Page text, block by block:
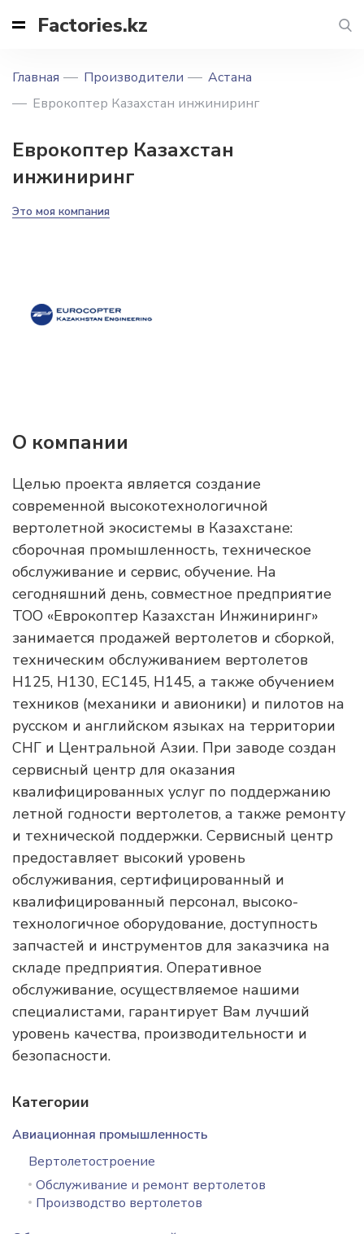
Factories.kz
Главная Производители
Астана
Еврокоптер Казахстан инжиниринг
Еврокоптер Казахстан
инжиниринг
Это моя компания
О компании
Целью проекта является создание
современной высокотехнологичной
вертолетной экосистемы в Казахстане:
сборочная промышленность, техническое
обслуживание и сервис, обучение. На
сегодняшний день, совместное предприятие
ТОО «Еврокоптер Казахстан Инжиниринг»
занимается продажей вертолетов и сборкой,
техническим обслуживанием вертолетов
H125, H130, ЕС145, Н145, а также обучением
техников (механики и авионики) и пилотов на
русском и английском языках на территории
СНГ и Центральной Азии. При заводе создан
сервисный центр для оказания
квалифицированных услуг по поддержанию
летной годности вертолетов, а также ремонту
и технической поддержки. Сервисный центр
предоставляет высокий уровень
обслуживания, сертифицированный и
квалифицированный персонал, высоко-
технологичное оборудование, доступность
запчастей и инструментов для заказчика на
складе предприятия. Оперативное
обслуживание, осуществляемое нашими
специалистами, гарантирует Вам лучший
уровень качества, производительности и
безопасности.
Категории
Авиационная промышленность
Вертолетостроение
Обслуживание и ремонт вертолетов
Производство вертолетов